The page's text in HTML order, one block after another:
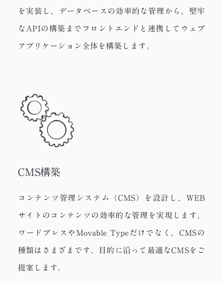
を実装し、データベースの効率的な管理から、堅牢
なAPIの構築までフロントエンドと連携してウェブ
アプリケーション全体を構築します。
CMS構築
コンテンツ管理システム（CMS）を設計し、WEB
サイトのコンテンツの効率的な管理を実現します。
ワードプレスやMovable Typeだけでなく、CMSの
種類はさまざまです。目的に沿って最適なCMSをご
提案します。